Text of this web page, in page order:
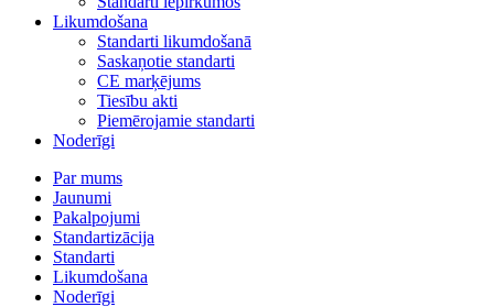
Likumdošana
Standarti likumdošanā
Saskaņotie standarti
CE marķējums
Tiesību akti
Piemērojamie standarti
Noderīgi
Par mums
Jaunumi
Pakalpojumi
Standartizācija
Standarti
Likumdošana
Noderīgi